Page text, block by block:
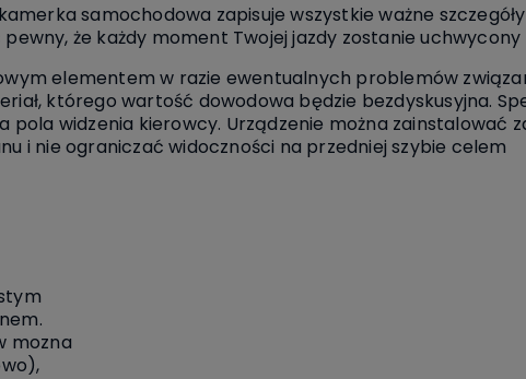
samochodowa zapisuje wszystkie ważne
że każdy moment Twojej jazdy zostanie uchwycony
elementem w razie ewentualnych problemów
którego wartość dowodowa będzie bezdyskusyjna.
widzenia kierowcy. Urządzenie można zainstalować
i nie ograniczać widoczności na przedniej szybie celem
mozna